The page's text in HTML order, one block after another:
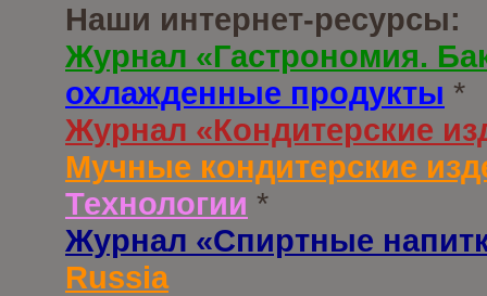
Наши интернет-ресурсы:
Журнал «Гастрономия.
охлажденные продукты *
Журнал «Кондитерские
Мучные кондитерские
Технологии *
Журнал «Спиртные
Russia